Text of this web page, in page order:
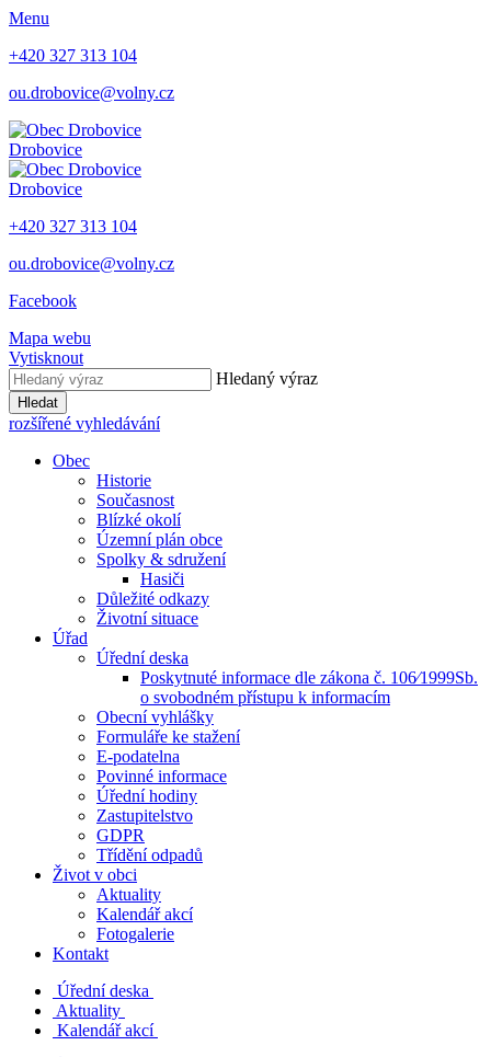
Menu
+420 327 313 104
ou.drobovice@volny.cz
Drobovice
Drobovice
+420 327 313 104
ou.drobovice@volny.cz
Facebook
Mapa webu
Vytisknout
Hledaný výraz
Hledat
rozšířené vyhledávání
Obec
Historie
Současnost
Blízké okolí
Územní plán obce
Spolky & sdružení
Hasiči
Důležité odkazy
Životní situace
Úřad
Úřední deska
Poskytnuté informace dle zákona č. 106⁄1999Sb.
o svobodném přístupu k informacím
Obecní vyhlášky
Formuláře ke stažení
E-podatelna
Povinné informace
Úřední hodiny
Zastupitelstvo
GDPR
Třídění odpadů
Život v obci
Aktuality
Kalendář akcí
Fotogalerie
Kontakt
Úřední deska
Aktuality
Kalendář akcí